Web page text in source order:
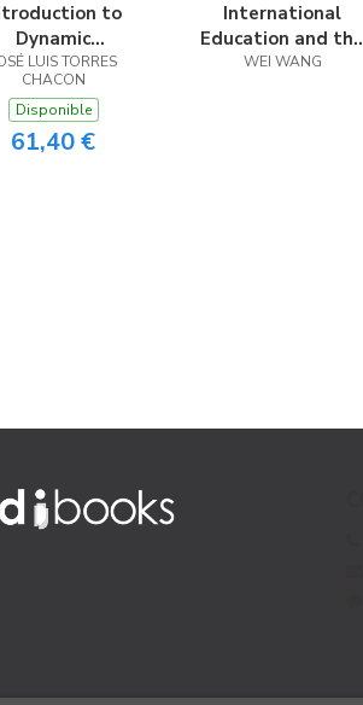
to
Dynamic
Equilibrium
Models
LUIS TORRES
CHACON
Disponible
61,40 €
International
Education and the
Next-Generation
WEI WANG